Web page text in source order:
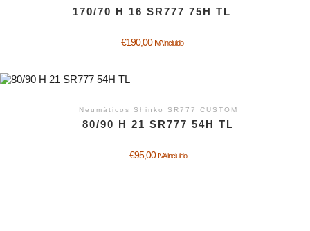
170/70 H 16 SR777 75H TL
€190,00 IVA incluido
Neumáticos Shinko SR777 CUSTOM
80/90 H 21 SR777 54H TL
€95,00 IVA incluido